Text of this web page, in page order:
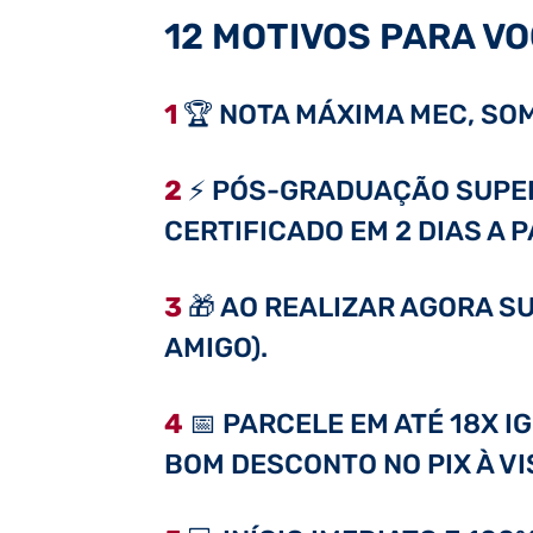
12 MOTIVOS PARA
1 🏆 NOTA MÁXIMA MEC,
2 ⚡ PÓS-GRADUAÇÃO
CERTIFICADO EM 2 DIAS A
3 🎁 AO REALIZAR AGORA
AMIGO).
4 📅 PARCELE EM ATÉ 18X
BOM DESCONTO NO PIX À